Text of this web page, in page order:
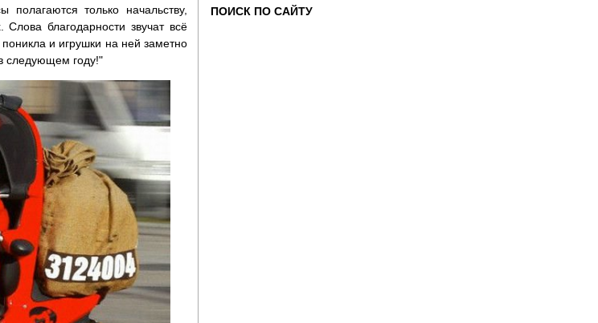
только начальству,
благодарности звучат всё
и игрушки на ней заметно
следующем году!"
ПОИСК ПО САЙТУ